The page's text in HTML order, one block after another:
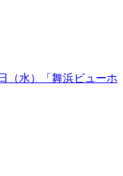
（水）「舞浜ビューホ